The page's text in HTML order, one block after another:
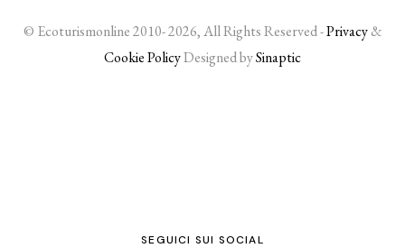
© Ecoturismonline 2010- 2026, All Rights Reserved -Privacy&
Cookie PolicyDesigned bySinaptic
SEGUICI SUI SOCIAL